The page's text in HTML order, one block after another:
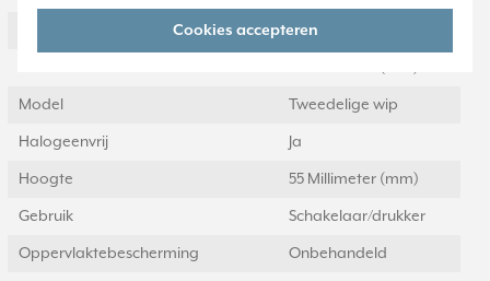
Cookies accepteren
Wit
Model Tweedelige wip
Halogeenvrij Ja
Hoogte 55 Millimeter (mm)
Gebruik Schakelaar/drukker
Oppervlaktebescherming Onbehandeld